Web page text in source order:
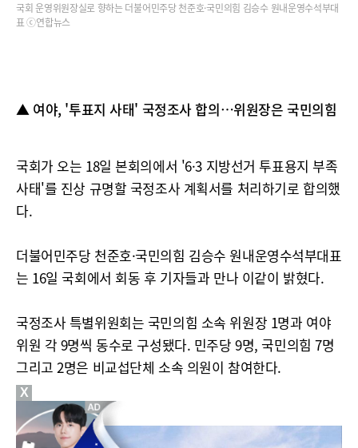
국회 운영위원장실로 향하는 더불어민주당 천준호·국민의힘 김승수 원내운영수석부대
표 ⓒ연합뉴스
▲ 여야, '투표지 사태' 국정조사 합의…위원장은 국민의힘
국회가 오는 18일 본회의에서 '6·3 지방선거 투표용지 부족
사태'를 진상 규명할 국정조사 계획서를 처리하기로 합의했
다.
더불어민주당 천준호·국민의힘 김승수 원내운영수석부대표
는 16일 국회에서 회동 후 기자들과 만나 이같이 밝혔다.
국정조사 특별위원회는 국민의힘 소속 위원장 1명과 여야
위원 각 9명씩 동수로 구성됐다. 민주당 9명, 국민의힘 7명
그리고 2명은 비교섭단체 소속 의원이 참여한다.
X